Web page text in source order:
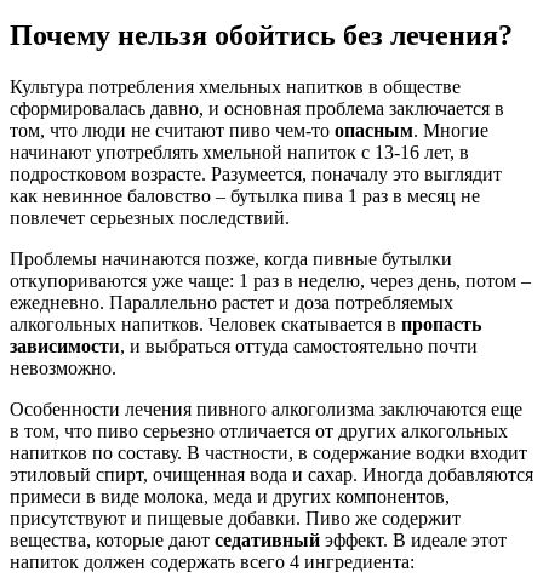
Почему нельзя обойтись без лечения?
Культура потребления хмельных напитков в обществе
сформировалась давно, и основная проблема заключается в
том, что люди не считают пиво чем-то опасным. Многие
начинают употреблять хмельной напиток с 13-16 лет, в
подростковом возрасте. Разумеется, поначалу это выглядит
как невинное баловство – бутылка пива 1 раз в месяц не
повлечет серьезных последствий.
Проблемы начинаются позже, когда пивные бутылки
откупориваются уже чаще: 1 раз в неделю, через день, потом –
ежедневно. Параллельно растет и доза потребляемых
алкогольных напитков. Человек скатывается в пропасть
зависимости, и выбраться оттуда самостоятельно почти
невозможно.
Особенности лечения пивного алкоголизма заключаются еще
в том, что пиво серьезно отличается от других алкогольных
напитков по составу. В частности, в содержание водки входит
этиловый спирт, очищенная вода и сахар. Иногда добавляются
примеси в виде молока, меда и других компонентов,
присутствуют и пищевые добавки. Пиво же содержит
вещества, которые дают седативный эффект. В идеале этот
напиток должен содержать всего 4 ингредиента: